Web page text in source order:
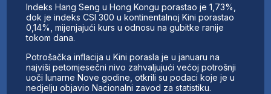
Indeks Hang Seng u Hong Kongu porastao je 1,73%,
dok je indeks CSI 300 u kontinentalnoj Kini porastao
0,14%, mijenjajući kurs u odnosu na gubitke ranije
tokom dana.
Potrošačka inflacija u Kini porasla je u januaru na
najviši petomjesečni nivo zahvaljujući većoj potrošnji
uoči lunarne Nove godine, otkrili su podaci koje je u
nedjelju objavio Nacionalni zavod za statistiku.